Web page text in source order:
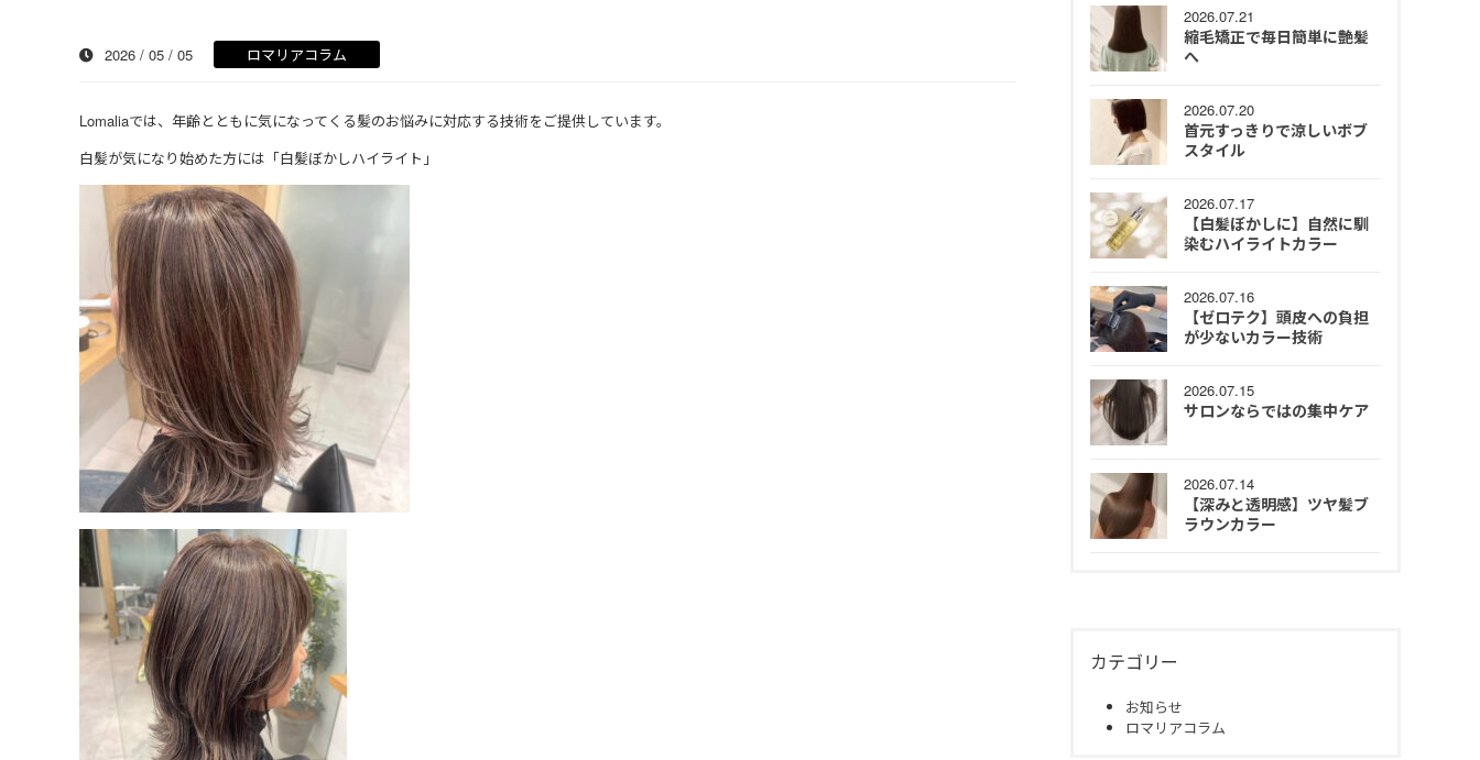
2026 / 05 / 05 ロマリアコラム
Lomaliaでは、年齢とともに気になってくる髪のお悩みに対応する技術をご提供しています。
白髪が気になり始めた方には「白髪ぼかしハイライト」
2026.07.21
縮毛矯正で毎日簡単に艶髪
へ
2026.07.20
首元すっきりで涼しいボブ
スタイル
2026.07.17
【白髪ぼかしに】自然に馴
染むハイライトカラー
2026.07.16
【ゼロテク】頭皮への負担
が少ないカラー技術
2026.07.15
サロンならではの集中ケア
2026.07.14
【深みと透明感】ツヤ髪ブ
ラウンカラー
カテゴリー
お知らせ
ロマリアコラム